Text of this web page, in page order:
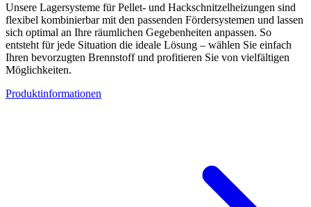
Unsere Lagersysteme für Pellet- und Hackschnitzelheizungen sind
flexibel kombinierbar mit den passenden Fördersystemen und lassen
sich optimal an Ihre räumlichen Gegebenheiten anpassen. So
entsteht für jede Situation die ideale Lösung – wählen Sie einfach
Ihren bevorzugten Brennstoff und profitieren Sie von vielfältigen
Möglichkeiten.
Produktinformationen